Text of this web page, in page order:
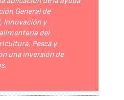
General de
Innovación y
del
Pesca y
una inversión de